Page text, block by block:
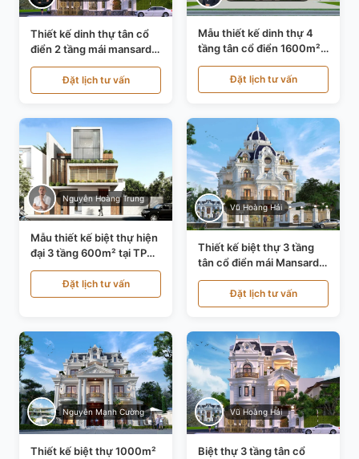
Thiết kế dinh thự tân cổ
điển 2 tầng mái mansard
tại Bắc Ninh KT20084
Đặt lịch tư vấn
Mẫu thiết kế dinh thự 4
tầng tân cổ điển 1600m²
tại Thanh Hóa KT20071
Đặt lịch tư vấn
Nguyễn Hoàng Trung
Mẫu thiết kế biệt thự hiện
đại 3 tầng 600m² tại TP
Hồ Chí Minh KT24602
Đặt lịch tư vấn
Vũ Hoàng Hải
Thiết kế biệt thự 3 tầng
tân cổ điển mái Mansard
tại Thanh Hóa KT23104
Đặt lịch tư vấn
Nguyễn Mạnh Cường
Thiết kế biệt thự 1000m²
Vũ Hoàng Hải
Biệt thự 3 tầng tân cổ